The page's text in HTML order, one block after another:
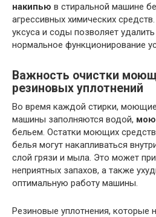
накипью в стиральной машине
агрессивных химических
уксуса и соды позволяет
нормальное функционирование
Важность очистки
резиновых уплотнений
Во время каждой стирки,
машины заполняются водой,
бельем. Остатки моющих
белья могут накапливаться
слой грязи и мыла. Это может
неприятных запахов, а также
оптимальную работу машины.
Резиновые уплотнения, которые